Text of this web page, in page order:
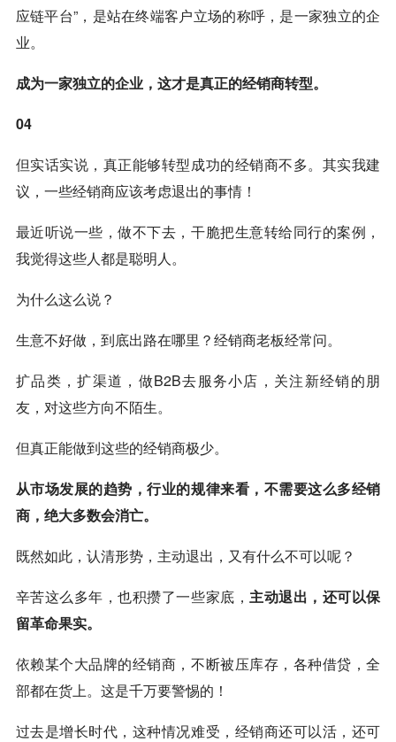
应链平台”，是站在终端客户立场的称呼，是一家独立的企
业。
成为一家独立的企业，这才是真正的经销商转型。
04
但实话实说，真正能够转型成功的经销商不多。其实我建
议，一些经销商应该考虑退出的事情！
最近听说一些，做不下去，干脆把生意转给同行的案例，
我觉得这些人都是聪明人。
为什么这么说？
生意不好做，到底出路在哪里？经销商老板经常问。
扩品类，扩渠道，做B2B去服务小店，关注新经销的朋
友，对这些方向不陌生。
但真正能做到这些的经销商极少。
从市场发展的趋势，行业的规律来看，不需要这么多经销
商，绝大多数会消亡。
既然如此，认清形势，主动退出，又有什么不可以呢？
辛苦这么多年，也积攒了一些家底， 主动退出，还可以保
留革命果实。
依赖某个大品牌的经销商，不断被压库存，各种借贷，全
部都在货上。这是千万要警惕的！
过去是增长时代，这种情况难受，经销商还可以活，还可